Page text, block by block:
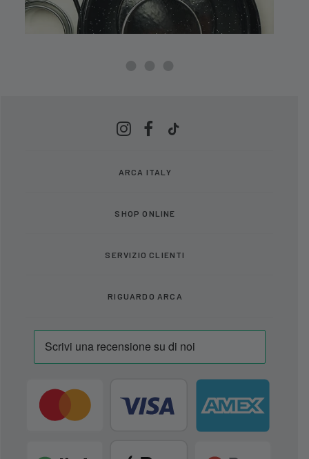
ARCA ITALY
SHOP ONLINE
SERVIZIO CLIENTI
RIGUARDO ARCA